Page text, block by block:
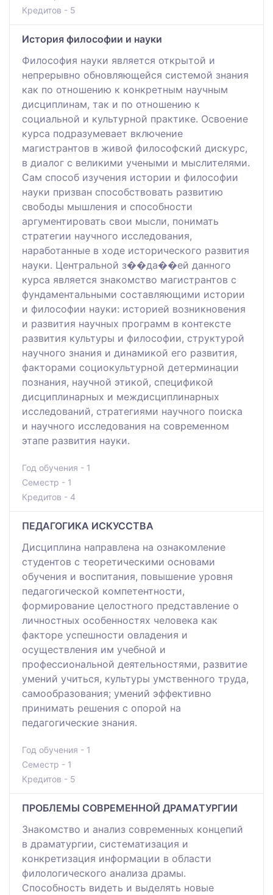
Кредитов - 5
История философии и науки
Философия науки является открытой и
непрерывно обновляющейся системой знания
как по отношению к конкретным научным
дисциплинам, так и по отношению к
социальной и культурной практике. Освоение
курса подразумевает включение
магистрантов в живой философский дискурс,
в диалог с великими учеными и мыслителями.
Сам способ изучения истории и философии
науки призван способствовать развитию
свободы мышления и способности
аргументировать свои мысли, понимать
стратегии научного исследования,
наработанные в ходе исторического развития
науки. Центральной з��да��ей данного
курса является знакомство магистрантов с
фундаментальными составляющими истории
и философии науки: историей возникновения
и развития научных программ в контексте
развития культуры и философии, структурой
научного знания и динамикой его развития,
факторами социокультурной детерминации
познания, научной этикой, спецификой
дисциплинарных и междисциплинарных
исследований, стратегиями научного поиска
и научного исследования на современном
этапе развития науки.
Год обучения - 1
Семестр - 1
Кредитов - 4
ПЕДАГОГИКА ИСКУССТВА
Дисциплина направлена на ознакомление
студентов с теоретическими основами
обучения и воспитания, повышение уровня
педагогической компетентности,
формирование целостного представление о
личностных особенностях человека как
факторе успешности овладения и
осуществления им учебной и
профессиональной деятельностями, развитие
умений учиться, культуры умственного труда,
самообразования; умений эффективно
принимать решения с опорой на
педагогические знания.
Год обучения - 1
Семестр - 1
Кредитов - 5
ПРОБЛЕМЫ СОВРЕМЕННОЙ ДРАМАТУРГИИ
Знакомство и анализ современных концепий
в драматургии, систематизация и
конкретизация информации в области
филологического анализа драмы.
Способность видеть и выделять новые